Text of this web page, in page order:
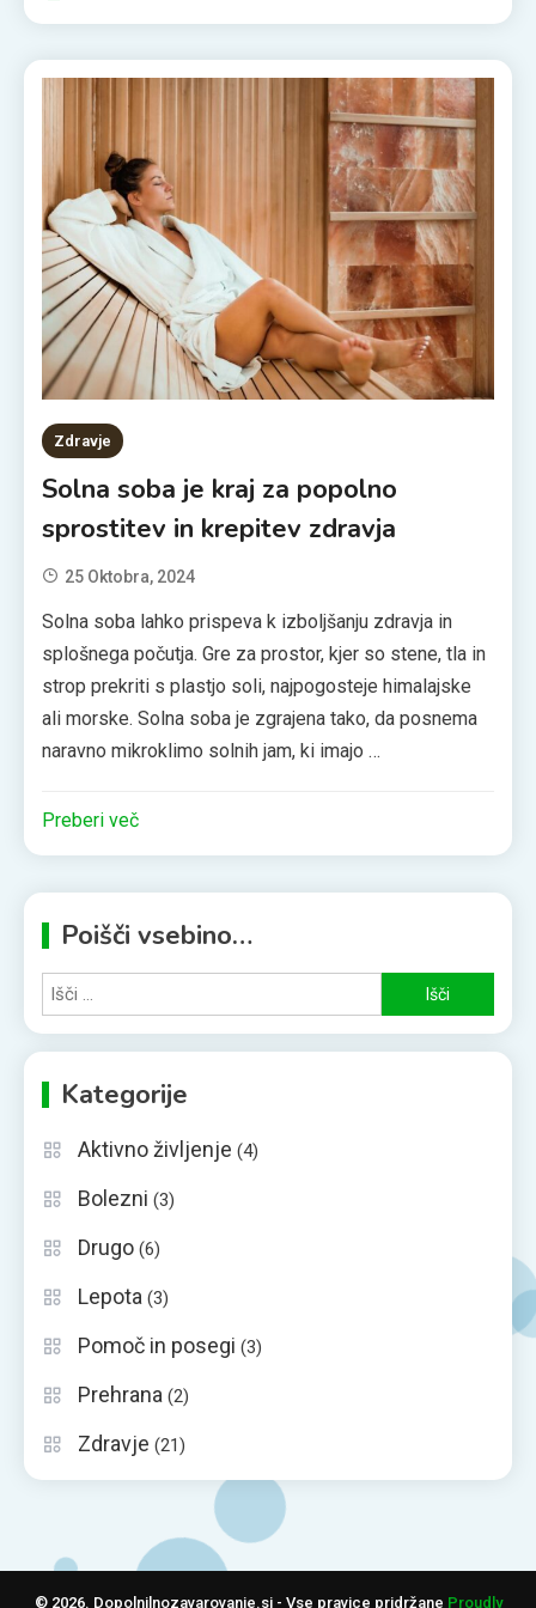
Zdravje
Solna soba je kraj za popolno
sprostitev in krepitev zdravja
25 Oktobra, 2024
Solna soba lahko prispeva k izboljšanju zdravja in
splošnega počutja. Gre za prostor, kjer so stene, tla in
strop prekriti s plastjo soli, najpogosteje himalajske
ali morske. Solna soba je zgrajena tako, da posnema
naravno mikroklimo solnih jam, ki imajo …
Preberi več
Poišči vsebino…
Kategorije
Aktivno življenje (4)
Bolezni (3)
Drugo (6)
Lepota (3)
Pomoč in posegi (3)
Prehrana (2)
Zdravje (21)
© 2026. Dopolnilnozavarovanje.si - Vse pravice pridržane Proudly